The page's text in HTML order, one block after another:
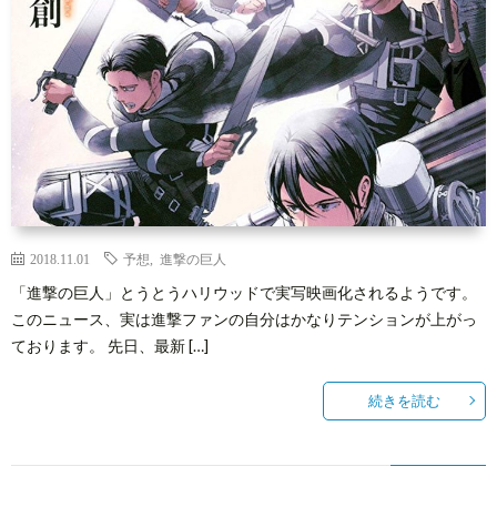
2018.11.01 予想 進撃の巨人
「進撃の巨人」とうとうハリウッドで実写映画化されるようです。
このニュース、実は進撃ファンの自分はかなりテンションが上がっ
ております。 先日、最新 […]
続きを読む